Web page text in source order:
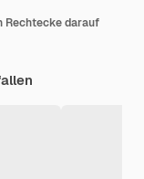
Rechtecke darauf